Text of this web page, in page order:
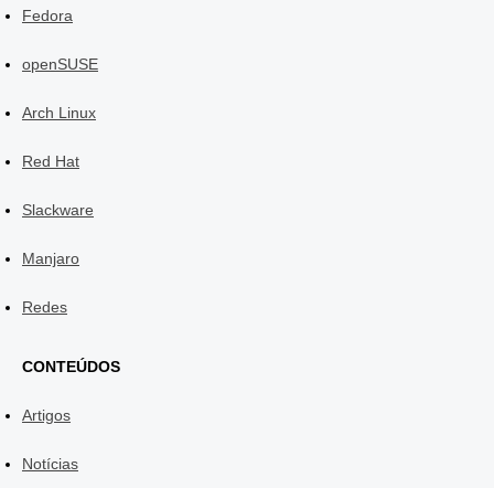
Fedora
openSUSE
Arch Linux
Red Hat
Slackware
Manjaro
Redes
CONTEÚDOS
Artigos
Notícias